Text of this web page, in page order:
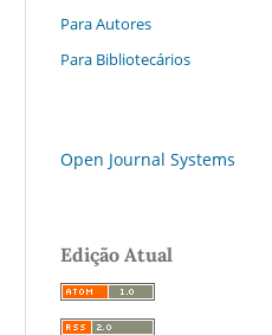
Para Autores
Para Bibliotecários
Open Journal Systems
Edição Atual